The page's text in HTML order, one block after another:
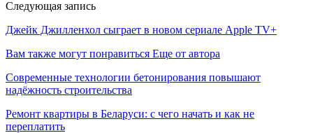
Следующая запись
Джейк Джилленхол сыграет в новом сериале Apple TV+
Вам также могут понравиться Еще от автора
Современные технологии бетонирования повышают
надёжность строительства
Ремонт квартиры в Беларуси: с чего начать и как не
переплатить